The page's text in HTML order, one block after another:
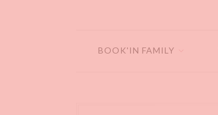
BOOK'IN FAMILY